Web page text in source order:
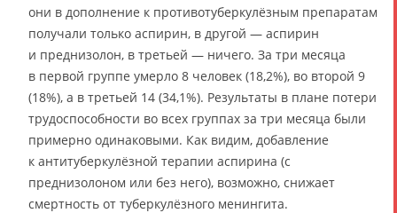
они в дополнение к противотуберкулёзным препаратам
получали только аспирин, в другой — аспирин
и преднизолон, в третьей — ничего. За три месяца
в первой группе умерло 8 человек (18,2%), во второй 9
(18%), а в третьей 14 (34,1%). Результаты в плане потери
трудоспособности во всех группах за три месяца были
примерно одинаковыми. Как видим, добавление
к антитуберкулёзной терапии аспирина (с
преднизолоном или без него), возможно, снижает
смертность от туберкулёзного менингита.